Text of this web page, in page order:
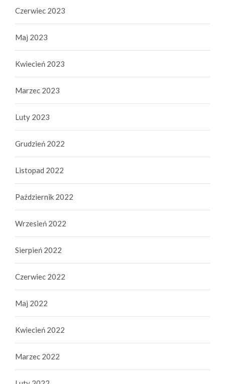
Czerwiec 2023
Maj 2023
Kwiecień 2023
Marzec 2023
Luty 2023
Grudzień 2022
Listopad 2022
Październik 2022
Wrzesień 2022
Sierpień 2022
Czerwiec 2022
Maj 2022
Kwiecień 2022
Marzec 2022